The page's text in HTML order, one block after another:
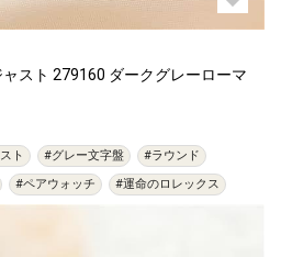
ャスト 279160 ダークグレーローマ
ト #グレー文字盤
#ラウンド
#ペアウォッチ #運命のロレックス